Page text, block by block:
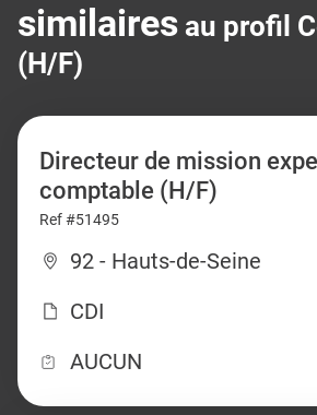
similaires au profil
(H/F)
Directeur de mission
comptable (H/F)
Ref #51495
92 - Hauts-de-Seine
CDI
AUCUN